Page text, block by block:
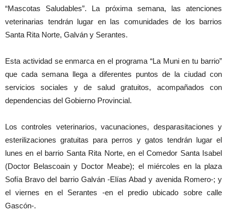
“Mascotas Saludables”. La próxima semana, las atenciones
veterinarias tendrán lugar en las comunidades de los barrios
Santa Rita Norte, Galván y Serantes.
Esta actividad se enmarca en el programa “La Muni en tu barrio”
que cada semana llega a diferentes puntos de la ciudad con
servicios sociales y de salud gratuitos, acompañados con
dependencias del Gobierno Provincial.
Los controles veterinarios, vacunaciones, desparasitaciones y
esterilizaciones gratuitas para perros y gatos tendrán lugar el
lunes en el barrio Santa Rita Norte, en el Comedor Santa Isabel
(Doctor Belascoain y Doctor Meabe); el miércoles en la plaza
Sofía Bravo del barrio Galván -Elías Abad y avenida Romero-; y
el viernes en el Serantes -en el predio ubicado sobre calle
Gascón-.